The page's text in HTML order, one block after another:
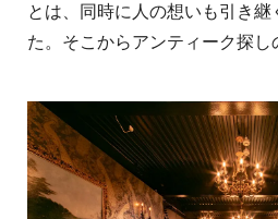
とは、同時に人の想いも引き
た。そこからアンティーク探し